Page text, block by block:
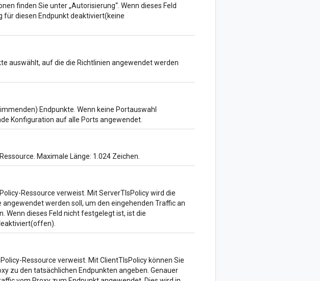
finden Sie unter „Autorisierung“. Wenn dieses Feld
für diesen Endpunkt deaktiviert(keine
auswählt, auf die die Richtlinien angewendet werden
Endpunkte. Wenn keine Portauswahl
Konfiguration auf alle Ports angewendet.
Maximale Länge: 1.024 Zeichen.
Ressource verweist. Mit ServerTlsPolicy wird die
werden soll, um den eingehenden Traffic an
Wenn dieses Feld nicht festgelegt ist, ist die
Ressource verweist. Mit ClientTlsPolicy können Sie
zu den tatsächlichen Endpunkten angeben. Genauer